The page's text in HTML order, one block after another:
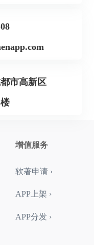
市高新区
增值服务
软著申请 ›
APP上架 ›
APP分发 ›